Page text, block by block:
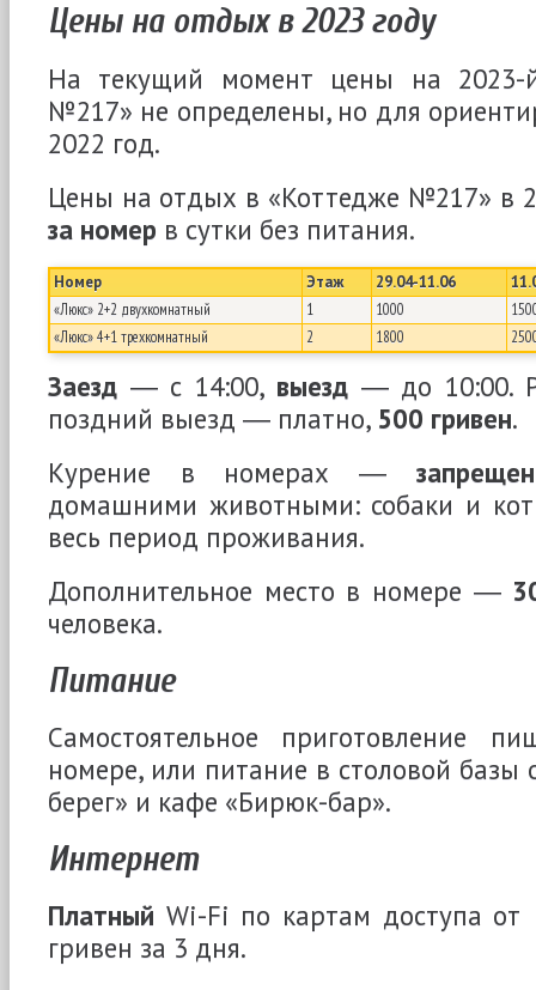
Цены на отдых в 2023 году
На текущий момент цены на 2023-
№217» не определены, но для
2022 год.
Цены на отдых в «Коттедже №217» в
за номер в сутки без питания.
Номер Этаж 29.04-11.06
«Люкс» 2+2 двухкомнатный
1 1000
«Люкс» 4+1 трехкомнатный
2 1800
Заезд ― с 14:00, выезд― до 10:00.
поздний выезд ― платно, 500 гривен.
Курение в номерах ―
домашними животными: собаки и
весь период проживания.
Дополнительное место в номере ―
человека.
Питание
Самостоятельное приготовление
номере, или питание в столовой базы
берег» и кафе «Бирюк-бар».
Интернет
Платный Wi-Fi по картам доступа от
гривен за 3 дня.